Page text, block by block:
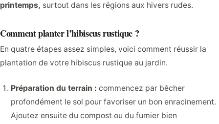
printemps, surtout dans les régions aux hivers rudes.
Comment planter l’hibiscus rustique ?
En quatre étapes assez simples, voici comment réussir la
plantation de votre hibiscus rustique au jardin.
Préparation du terrain : commencez par bêcher
profondément le sol pour favoriser un bon enracinement.
Ajoutez ensuite du compost ou du fumier bien